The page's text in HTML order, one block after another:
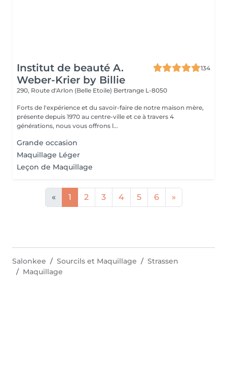
Institut de beauté A.
Weber-Krier by Billie
134
290, Route d'Arlon (Belle Etoile) Bertrange L-8050
Forts de l'expérience et du savoir-faire de notre maison mère,
présente depuis 1970 au centre-ville et ce à travers 4
générations, nous vous offrons l...
Grande occasion
Maquillage Léger
Leçon de Maquillage
« 1 2 3 4 5 6 »
Salonkee Sourcils et Maquillage
Strassen
Maquillage